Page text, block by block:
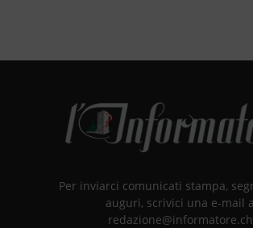
Per inviarci comunicati stampa,
auguri, scrivici una e-mail a
redazione@informatore.ch